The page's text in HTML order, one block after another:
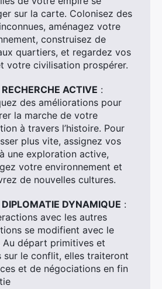
sur la carte. Colonisez des
aménagez votre
construisez de
quartiers, et regardez vos
votre civilisation prospérer.
RECHERCHE ACTIVE :
des améliorations pour
la marche de votre
à travers l’histoire. Pour
plus vite, assignez vos
une exploration active,
votre environnement et
de nouvelles cultures.
DIPLOMATIE DYNAMIQUE :
avec les autres
se modifient avec le
Au départ primitives et
sur le conflit, elles traiteront
et de négociations en fin